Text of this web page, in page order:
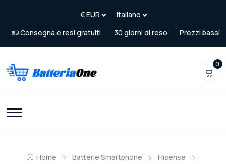
Consegna e resi gratuiti 30 giorni di reso Prezzi bassi
0
Home Batterie Smartphone
Hisense